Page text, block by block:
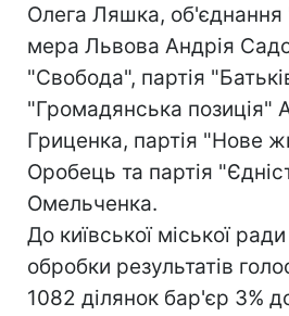
Олега Ляшка,
мера Львова Андрія
"Свобода", партія
"Громадянська позиція"
Гриценка, партія "Нове
Оробець та партія
Омельченка.
До київської міської
обробки результатів
1082 ділянок бар'єр 3%